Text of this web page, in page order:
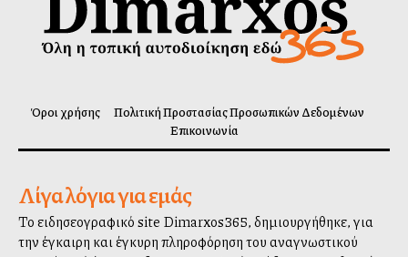
Όροι χρήσης
Πολιτική Προστασίας Προσωπικών Δεδομένων
Επικοινωνία
Λίγα λόγια για εμάς
Το ειδησεογραφικό site Dimarxos365, δημιουργήθηκε, για
την έγκαιρη και έγκυρη πληροφόρηση του αναγνωστικού